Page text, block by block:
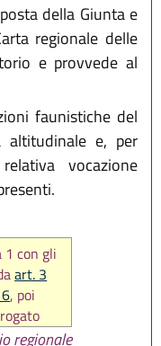
della Giunta e
regionale delle
e provvede al
faunistiche del
e, per
vocazione
con gli
art. 3
, poi
luglio
regionale